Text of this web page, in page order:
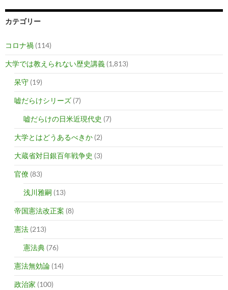
カテゴリー
コロナ禍 (114)
大学では教えられない歴史講義 (1,813)
呆守 (19)
嘘だらけシリーズ (7)
嘘だらけの日米近現代史 (7)
大学とはどうあるべきか (2)
大蔵省対日銀百年戦争史 (3)
官僚 (83)
浅川雅嗣 (13)
帝国憲法改正案 (8)
憲法 (213)
憲法典 (76)
憲法無効論 (14)
政治家 (100)